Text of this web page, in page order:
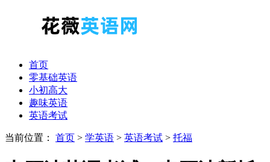
首页
零基础英语
小初高大
趣味英语
英语考试
当前位置： 首页 > 学英语 > 英语考试 > 托福